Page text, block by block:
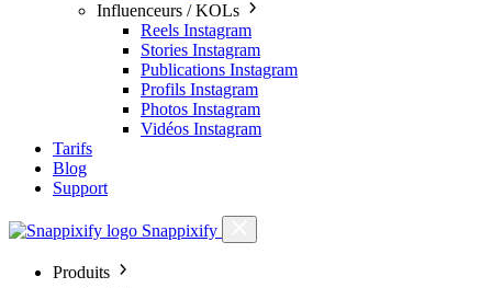
Influenceurs / KOLs
Reels Instagram
Stories Instagram
Publications Instagram
Profils Instagram
Photos Instagram
Vidéos Instagram
Tarifs
Blog
Support
Snappixify
Produits